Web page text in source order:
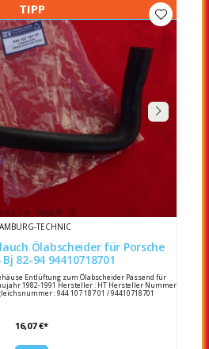
TIPP
TECHNIC
Ölabscheider für Porsche
924S / 944 Bj 82-94 94410718701
Entlüftung zum Ölabscheider Passend für
1982-1991 Hersteller : HT Hersteller Nummer
: 944 107 187 01 / 94410718701
16,07 €*